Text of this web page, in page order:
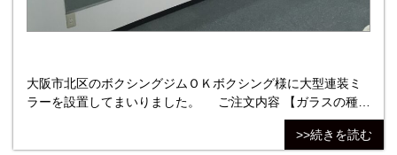
大阪市北区のボクシングジムＯＫボクシング様に大型連装ミ
ラーを設置してまいりました。 ご注文内容 【ガラスの種
類】FLM5 クリアミラー/5㎜ 【ガラスのサイズ】
1,000*1,500＜重量約18.8kg＞ 【切断処理方法】全周糸面磨
>>続きを読む